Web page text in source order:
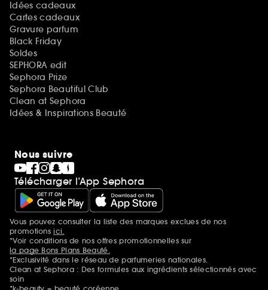
Idées cadeaux
Cartes cadeaux
Gravure parfum
Black Friday
Soldes
SEPHORA edit
Sephora Prize
Sephora Beautiful Club
Clean at Sephora
Idées & Inspirations Beauté
Nous suivre
Télécharger l’App Sephora
Mentions additionnelles
Vous pouvez consulter la liste des marques exclues de nos
promotionsici.
*Voir conditions de nos offres promotionnelles sur
la page Bons Plans Beauté.
*Exclusivité dans le réseau de parfumeries nationales.
Clean at Sephora : Des formules aux ingrédients sélectionnés avec
soin